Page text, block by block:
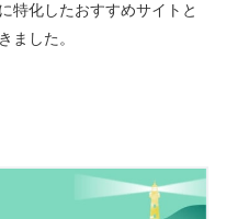
特化したおすすめサイトと
ました。